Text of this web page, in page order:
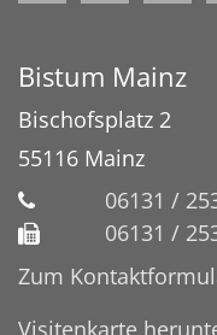
Bistum Mainz
Bischofsplatz 2
55116 Mainz
06131 /
06131 /
Zum